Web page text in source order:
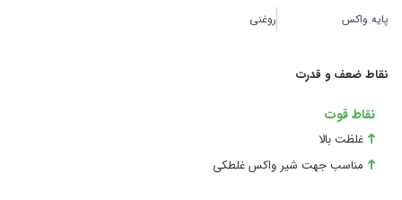
پایه واکس روغنی
نقاط ضعف و قدرت
نقاط قوت
غلظت بالا
مناسب جهت شیر واکس غلطکی